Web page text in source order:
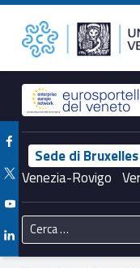
EUJCIC 2024-2026 – Unioncamere del Veneto
Header info sidebar
Sede di Bruxelles
Venezia-Rovigo
Facebook Unioncamere Veneto
Twitter Unioncamere Veneto
Youtube Unioncamere Veneto
Linkedin Unioncamere Veneto
Ricerca per: